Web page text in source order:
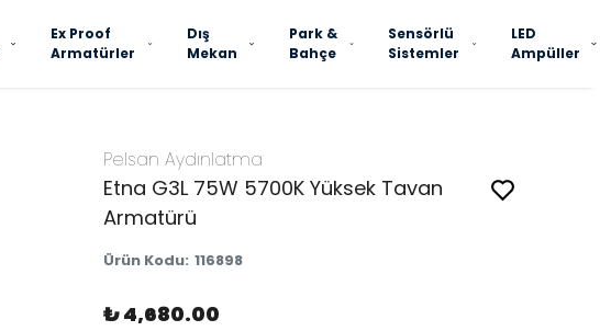
Ex Proof
Armatürler
Dış
Mekan
Park &
Bahçe
Sensörlü
Sistemler
LED
Ampüller
Pelsan Aydınlatma
Etna G3L 75W 5700K Yüksek Tavan
Armatürü
Ürün Kodu: 116898
₺ 4,680.00